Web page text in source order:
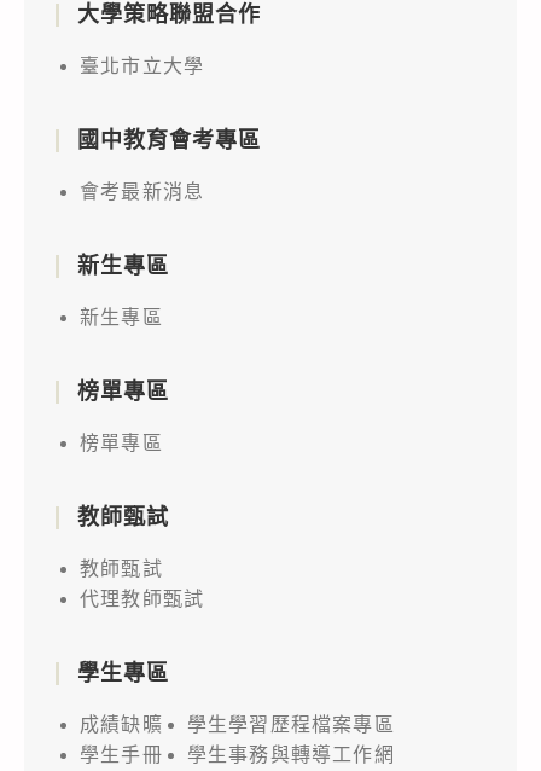
大學策略聯盟合作
臺北市立大學
國中教育會考專區
會考最新消息
新生專區
新生專區
榜單專區
榜單專區
教師甄試
教師甄試
代理教師甄試
學生專區
成績缺曠
學生學習歷程檔案專區
學生手冊
學生事務與轉導工作網